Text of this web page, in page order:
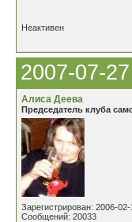
Неактивен
2007-07-
Алиса Деева
Председатель клуба
Зарегистрирован: 2006-02-
Сообщений: 20033